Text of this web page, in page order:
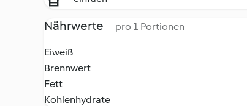
Nährwerte pro 1 Portionen
Eiweiß
Brennwert
Fett
Kohlenhydrate